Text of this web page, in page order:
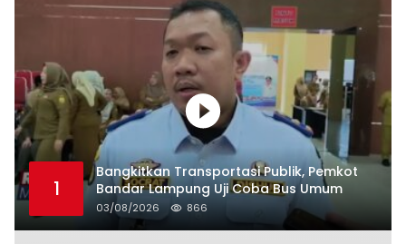
1
Bangkitkan Transportasi Publik, Pemkot
Bandar Lampung Uji Coba Bus Umum
03/08/2026 866